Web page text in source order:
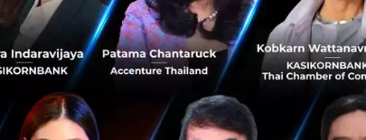
Grab Taxi
Grabtaxi เป็นหนึ่งในบริษัทที่ได้รับการลงทุนจาก 500
Startups เป็นบริการเรียกแท็กซี่ชื่อดังที่ครอบคลุมไปทั่วเอเชีย
ตะวันออกเฉียงใต้ทั้ง มาเลเซีย ฟิลิปปินส์ ไทย สิงคโปร์
เวียดนาม และ อ...
สิงหาคม 12, 2015
Techsauce Team